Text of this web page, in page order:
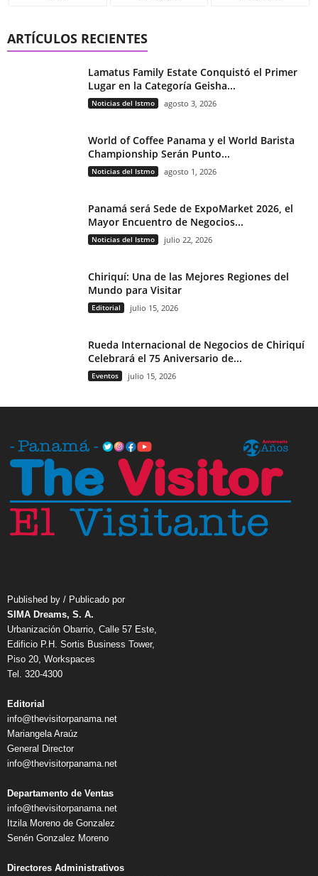
ARTÍCULOS RECIENTES
Lamatus Family Estate Conquistó el Primer
Lugar en la Categoría Geisha...
Noticias del Istmo agosto 3, 2026
World of Coffee Panama y el World Barista
Championship Serán Punto...
Noticias del Istmo agosto 1, 2026
Panamá será Sede de ExpoMarket 2026, el
Mayor Encuentro de Negocios...
Noticias del Istmo julio 22, 2026
Chiriquí: Una de las Mejores Regiones del
Mundo para Visitar
Editorial julio 15, 2026
Rueda Internacional de Negocios de Chiriquí
Celebrará el 75 Aniversario de...
Eventos julio 15, 2026
Published by / Publicado por
SIMA Dreams, S. A.
Urbanización Obarrio, Calle 57 Este,
Edificio P.H. Sortis Business Tower,
Piso 20, Workspaces
Tel. 320-4300
Editorial
info@thevisitorpanama.net
Mariangela Araúz
General Director
info@thevisitorpanama.net
Departamento de Ventas
info@thevisitorpanama.net
Itzila Moreno de Gonzalez
Senén Gonzalez Moreno
Directores Administrativos